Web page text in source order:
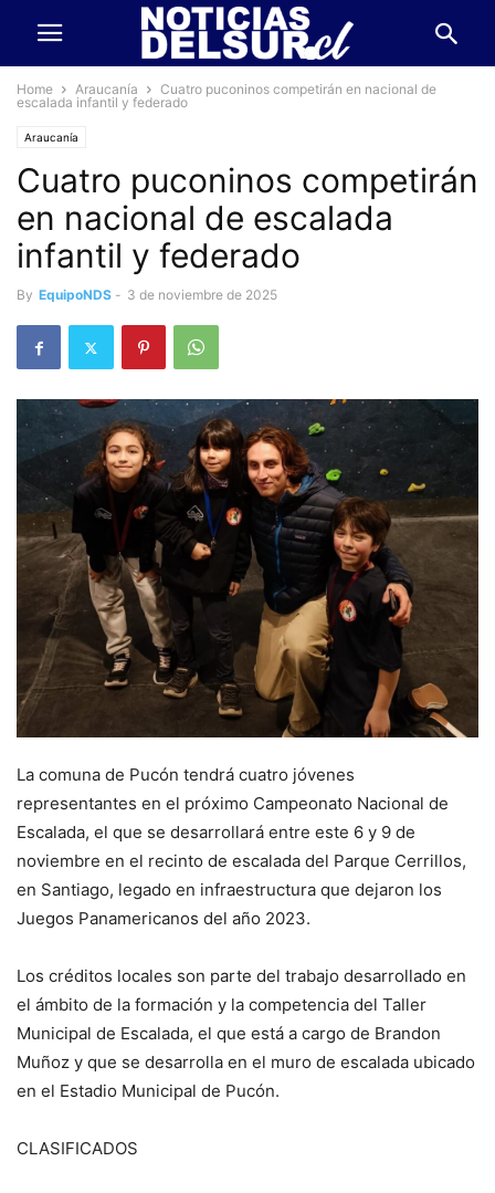
Home Araucanía
Cuatro puconinos competirán en nacional de
escalada infantil y federado
Araucanía
Cuatro puconinos competirán
en nacional de escalada
infantil y federado
By EquipoNDS - 3 de noviembre de 2025
La comuna de Pucón tendrá cuatro jóvenes
representantes en el próximo Campeonato Nacional de
Escalada, el que se desarrollará entre este 6 y 9 de
noviembre en el recinto de escalada del Parque Cerrillos,
en Santiago, legado en infraestructura que dejaron los
Juegos Panamericanos del año 2023.
Los créditos locales son parte del trabajo desarrollado en
el ámbito de la formación y la competencia del Taller
Municipal de Escalada, el que está a cargo de Brandon
Muñoz y que se desarrolla en el muro de escalada ubicado
en el Estadio Municipal de Pucón.
CLASIFICADOS